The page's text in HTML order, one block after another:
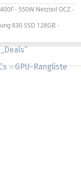
GPU-Rangliste
- 550W Netzteil OCZ -
830 SSD 128GB -